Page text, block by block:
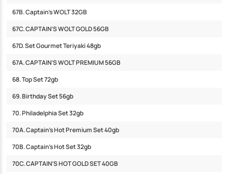
67B. Captain’s WOLT 32GB
67C. CAPTAIN’S WOLT GOLD 56GB
67D. Set Gourmet Teriyaki 48gb
67А. CAPTAIN’S WOLT PREMIUM 56GB
68. Top Set 72gb
69. Birthday Set 56gb
70. Philadelphia Set 32gb
70A. Captain’s Hot Premium Set 40gb
70B. Captain’s Hot Set 32gb
70C. CAPTAIN’S HOT GOLD SET 40GB